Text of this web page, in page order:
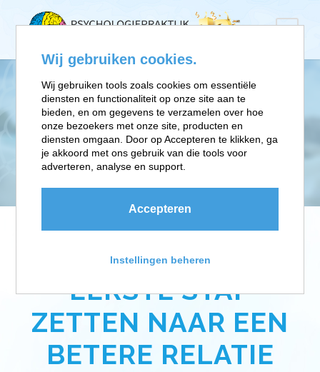
INSCHRIJVEN
RELATIETHERAPIE
JE GAAT NU JE
EERSTE STAP
ZETTEN NAAR EEN
BETERE RELATIE
Wij gebruiken cookies.
Wij gebruiken tools zoals cookies om essentiële
diensten en functionaliteit op onze site aan te
bieden, en om gegevens te verzamelen over hoe
onze bezoekers met onze site, producten en
diensten omgaan. Door op Accepteren te klikken, ga
je akkoord met ons gebruik van die tools voor
adverteren, analyse en support.
Accepteren
Instellingen beheren